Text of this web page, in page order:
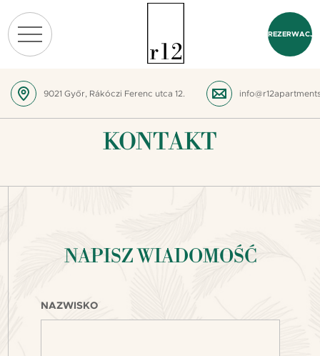
9021 Győr, Rákóczi Ferenc utca 12.
REZERWACJA
KONTAKT
NAPISZ WIADOMOŚĆ
NAZWISKO